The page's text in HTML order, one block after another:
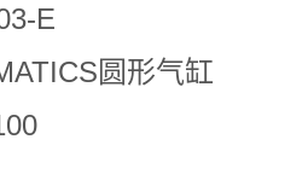
E
圆形气缸